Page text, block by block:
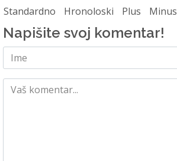
Standardno Hronoloski Plus Minus
Napišite svoj komentar!